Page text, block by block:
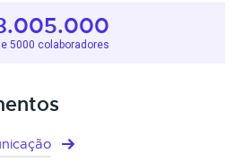
5000 colaboradores